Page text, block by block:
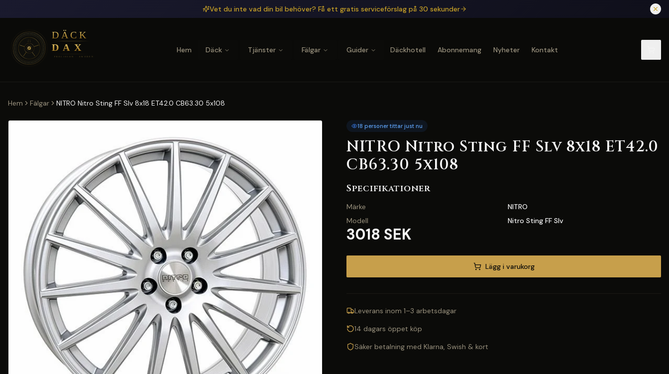
Vet du inte vad din bil behöver? Få ett gratis serviceförslag på 30 sekunder
Hem Däck Tjänster Fälgar Guider Däckhotell Abonnemang Nyheter Kontakt
Hem Fälgar NITRO Nitro Sting FF Slv 8x18 ET42.0 CB63.30 5x108
18 personer tittar just nu
NITRO Nitro Sting FF Slv 8x18 ET42.0
CB63.30 5x108
Specifikationer
Märke
NITRO
Modell
Nitro Sting FF Slv
3018 SEK
Lägg i varukorg
Leverans inom 1–3 arbetsdagar
14 dagars öppet köp
Säker betalning med Klarna, Swish & kort